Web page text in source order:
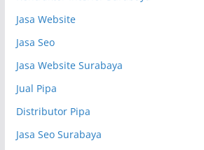
Jasa Website
Jasa Seo
Jasa Website Surabaya
Jual Pipa
Distributor Pipa
Jasa Seo Surabaya